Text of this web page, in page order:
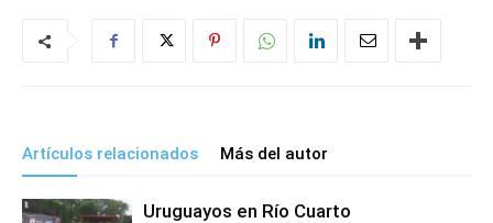
Artículos relacionados Más del autor
Uruguayos en Río Cuarto